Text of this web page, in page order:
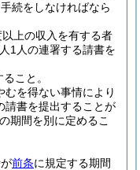
続をしなければなら
上の収入を有する者
1人の連署する請書を
こと。
を得ない事情により
請書を提出することが
期間を別に定めるこ
前条に規定する期間